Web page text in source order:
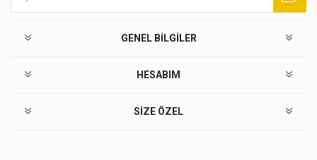
GENEL BILGILER
HESABIM
SIZE ÖZEL